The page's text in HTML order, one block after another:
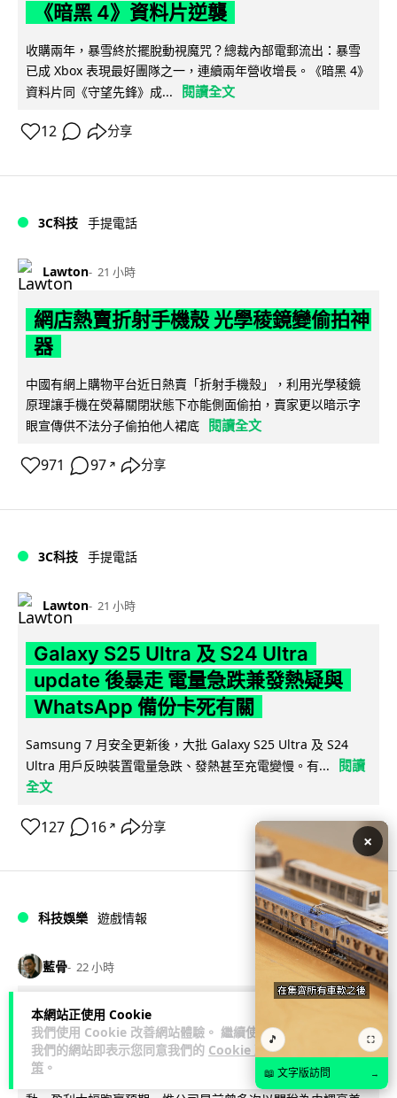
本網站正使用 Cookie
我們使用 Cookie 改善網站體驗。 繼續使用
我們的網站即表示您同意我們的 Cookie 政
策 。
《暗黑 4》資料片逆襲
收購兩年，暴雪終於擺脫動視魔咒？總裁內部電郵流出：暴雪
已成 Xbox 表現最好團隊之一，連續兩年營收增長。《暗黑 4》
資料片同《守望先鋒》成...
閱讀全文
12 分享
3C科技 手提電話
Lawton 21 小時
網店熱賣折射手機殼 光學稜鏡變偷拍神
器
中國有網上購物平台近日熱賣「折射手機殼」，利用光學稜鏡
原理讓手機在熒幕關閉狀態下亦能側面偷拍，賣家更以暗示字
眼宣傳供不法分子偷拍他人裙底
閱讀全文
971 97 ↗ 分享
3C科技 手提電話
Lawton 21 小時
Galaxy S25 Ultra 及 S24 Ultra
update 後暴走 電量急跌兼發熱疑與
WhatsApp 備份卡死有關
Samsung 7 月安全更新後，大批 Galaxy S25 Ultra 及 S24
Ultra 用戶反映裝置電量急跌、發熱甚至充電變慢。有...
閱讀
全文
127 16 ↗ 分享
科技娛樂 遊戲情報
藍骨 22 小時
任天堂多收關稅不作退款 業績報告理
想卻惹集體訴訟
任天堂公布首季業績，受遊戲熱賣及一筆美國退還關稅款項帶
×
🎵 ⛶
📖 文字版訪問 →